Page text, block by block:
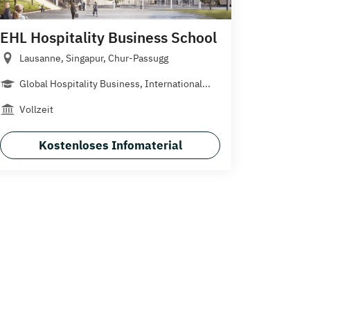
EHL Hospitality Business School
Lausanne, Singapur, Chur-Passugg
Global Hospitality Business, International...
Vollzeit
Kostenloses Infomaterial